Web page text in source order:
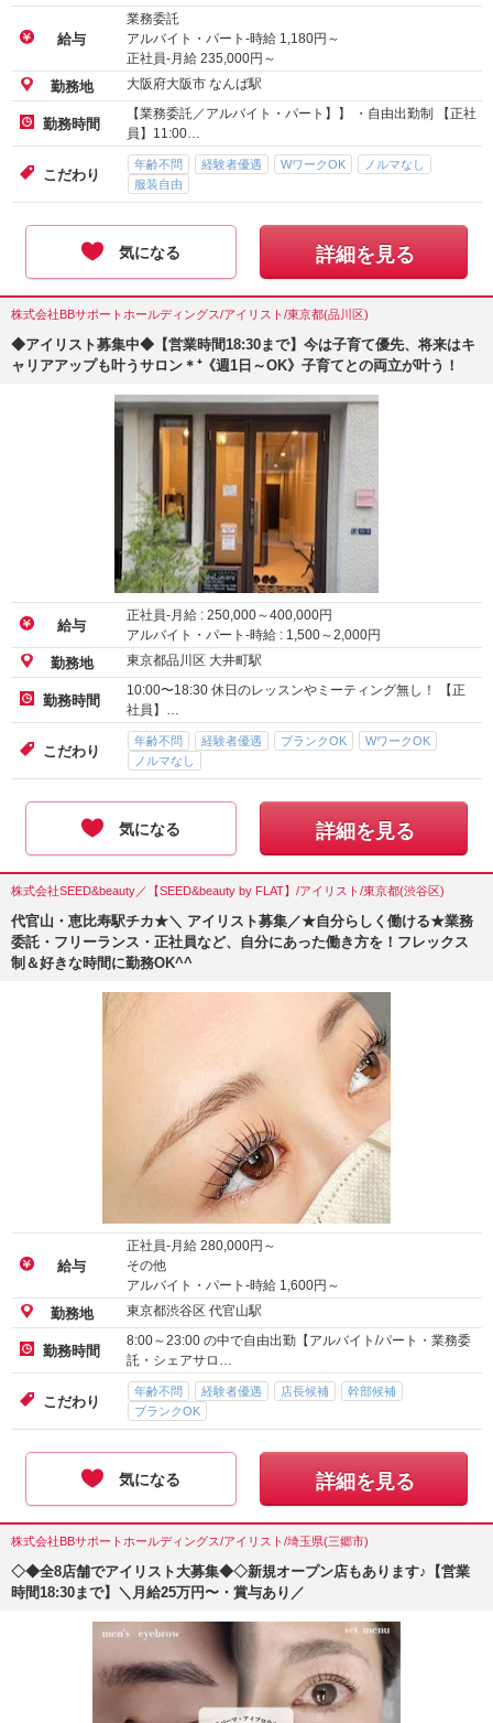
給与
業務委託
アルバイト・パート-時給 1,180円～
正社員-月給 235,000円～
勤務地 大阪府大阪市 なんば駅
勤務時間
【業務委託／アルバイト・パート】】 ・自由出勤制 【正社
員】11:00…
こだわり
年齢不問 経験者優遇 WワークOK
ノルマなし
服装自由
気になる 詳細を見る
株式会社BBサポートホールディングス/アイリスト/東京都(品川区)
◆アイリスト募集中◆【営業時間18:30まで】今は子育て優先、将来はキ
ャリアアップも叶うサロン＊⁺《週1日～OK》子育てとの両立が叶う！
給与
正社員-月給 : 250,000～400,000円
アルバイト・パート-時給 : 1,500～2,000円
勤務地 東京都品川区 大井町駅
勤務時間
10:00〜18:30 休日のレッスンやミーティング無し！ 【正
社員】…
こだわり
年齢不問 経験者優遇 ブランクOK
WワークOK
ノルマなし
気になる 詳細を見る
株式会社SEED&beauty／【SEED&beauty by FLAT】/アイリスト/東京都(渋谷区)
代官山・恵比寿駅チカ★＼ アイリスト募集／★自分らしく働ける★業務
委託・フリーランス・正社員など、自分にあった働き方を！フレックス
制＆好きな時間に勤務OK^^
給与
正社員-月給 280,000円～
その他
アルバイト・パート-時給 1,600円～
勤務地 東京都渋谷区 代官山駅
勤務時間
8:00～23:00 の中で自由出勤【アルバイト/パート・業務委
託・シェアサロ…
こだわり
年齢不問 経験者優遇 店長候補
幹部候補
ブランクOK
気になる 詳細を見る
株式会社BBサポートホールディングス/アイリスト/埼玉県(三郷市)
◇◆全8店舗でアイリスト大募集◆◇新規オープン店もあります♪【営業
時間18:30まで】＼月給25万円〜・賞与あり／